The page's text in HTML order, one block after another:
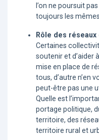
l’on ne poursuit pas
toujours les
Rôle des
Certaines
soutenir et d’aider
mise en place de
tous, d’autre n’en
peut-être pas une
Quelle est
portage politique,
territoire, des
territoire rural et